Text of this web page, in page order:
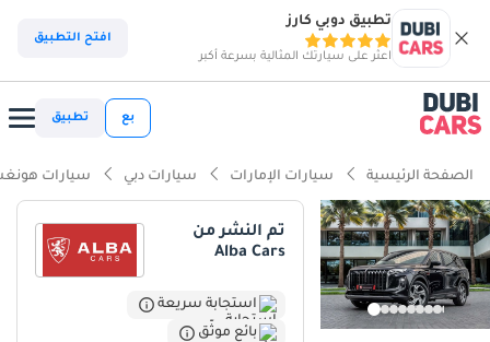
تطبيق دوبي كارز
اعثر على سيارتك المثالية بسرعة أكبر
افتح التطبيق
بع تطبيق
الصفحة الرئيسية سيارات الإمارات سيارات دبي سيارات
تم النشر من
Alba Cars
استجابة سريعة
بائع موثّق